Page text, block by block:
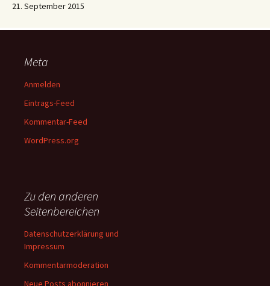
21. September 2015
Meta
Anmelden
Eintrags-Feed
Kommentar-Feed
WordPress.org
Zu den anderen
Seitenbereichen
Datenschutzerklärung und
Impressum
Kommentarmoderation
Neue Posts abonnieren